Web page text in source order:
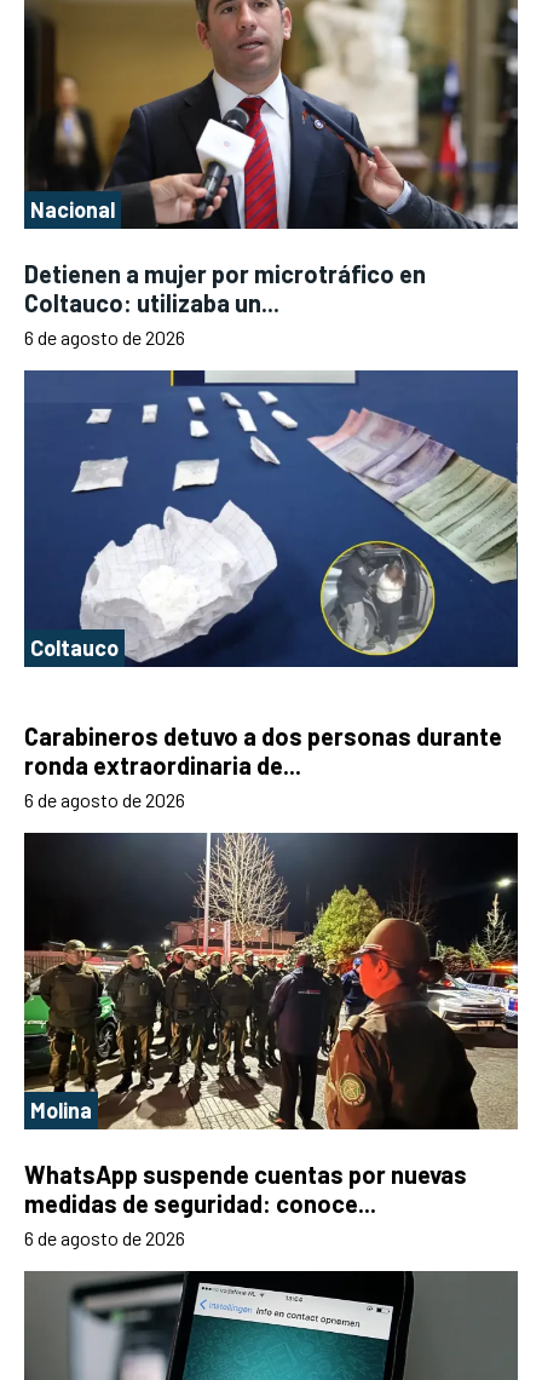
Nacional
Detienen a mujer por microtráfico en
Coltauco: utilizaba un...
6 de agosto de 2026
Coltauco
Carabineros detuvo a dos personas durante
ronda extraordinaria de...
6 de agosto de 2026
Molina
WhatsApp suspende cuentas por nuevas
medidas de seguridad: conoce...
6 de agosto de 2026